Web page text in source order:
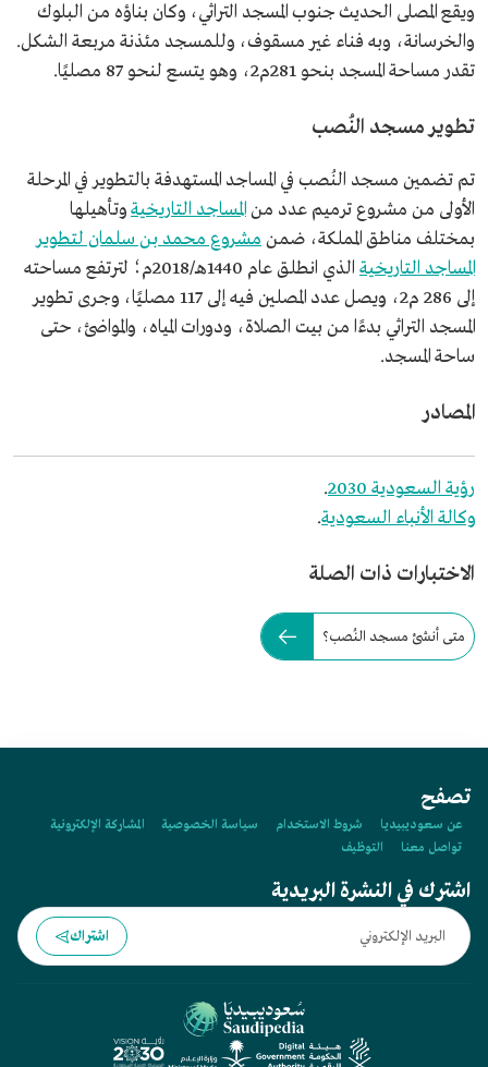
ويقع المصلى الحديث جنوب المسجد التراثي، وكان بناؤه من البلوك
والخرسانة، وبه فناء غير مسقوف، وللمسجد مئذنة مربعة الشكل.
تقدر مساحة المسجد بنحو 281م2، وهو يتسع لنحو 87 مصليًا.
تطوير مسجد النُصب
تم تضمين مسجد النُصب في المساجد المستهدفة بالتطوير في المرحلة
الأولى من مشروع ترميم عدد منالمساجد التاريخيةوتأهيلها
بمختلف مناطق المملكة، ضمن مشروع محمد بن سلمان لتطوير
المساجد التاريخية
الذي انطلق عام 1440هـ/2018م؛ لترتفع مساحته
إلى 286 م2، ويصل عدد المصلين فيه إلى 117 مصليًا، وجرى تطوير
المسجد التراثي بدءًا من بيت الصلاة، ودورات المياه، والمواضئ، حتى
ساحة المسجد.
المصادر
رؤية السعودية 2030
.
وكالة الأنباء السعودية.
الاختبارات ذات الصلة
متى أنشئ مسجد النُصب؟
تصفح
عن سعوديبيديا شروط الاستخدام سياسة الخصوصية
المشاركة الإلكترونية
تواصل معنا
التوظيف
اشترك في النشرة البريدية
اشتراك